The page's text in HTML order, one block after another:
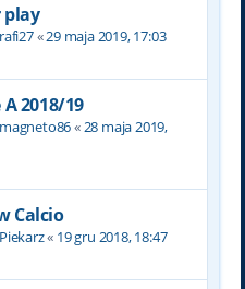
play
rafi27«29 maja 2019, 17:03
2018/19
magneto86«28 maja 2019,
Calcio
Piekarz« 19 gru 2018, 18:47